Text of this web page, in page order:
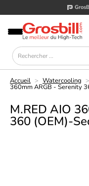
Accueil > Watercooling >
360mm ARGB - Serenity
M.RED AIO
360 (OEM)-